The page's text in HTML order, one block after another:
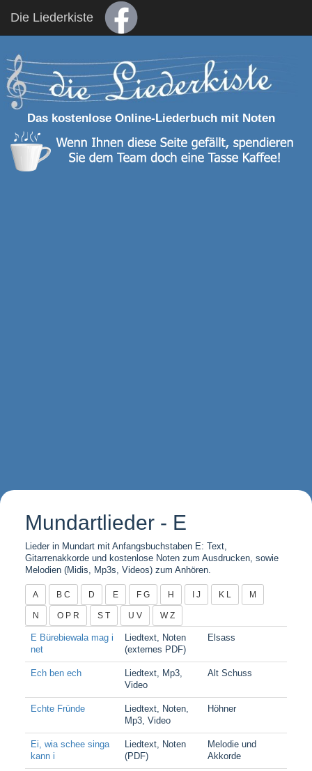
Die Liederkiste
Das kostenlose Online-Liederbuch mit Noten
Mundartlieder - E
Lieder in Mundart mit Anfangsbuchstaben E: Text,
Gitarrenakkorde und kostenlose Noten zum Ausdrucken, sowie
Melodien (Midis, Mp3s, Videos) zum Anhören.
A B C D E F G H I J K L M
N O P R S T U V W Z
E Bürebiewala mag i
net
Liedtext, Noten
(externes PDF)
Elsass
Ech ben ech
Liedtext, Mp3,
Video
Alt Schuss
Echte Fründe
Liedtext, Noten,
Mp3, Video
Höhner
Ei, wia schee singa
kann i
Liedtext, Noten
(PDF)
Melodie und
Akkorde